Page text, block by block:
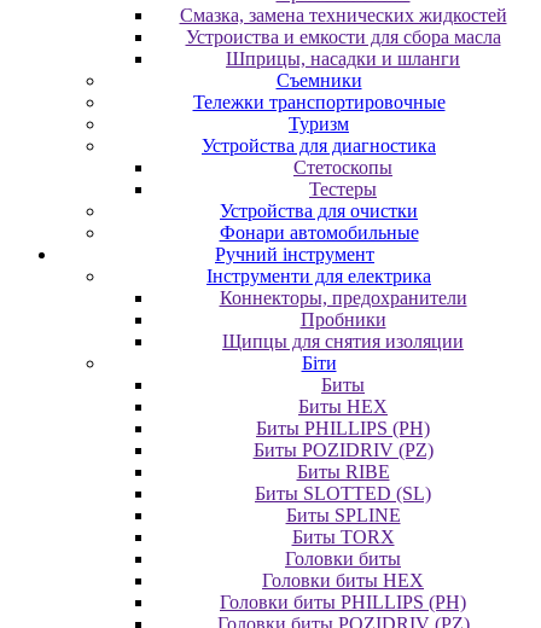
Смазка, замена технических жидкостей
Устроиства и емкости для сбора масла
Шприцы, насадки и шланги
Съемники
Тележки транспортировочные
Туризм
Устройства для диагностика
Стетоскопы
Тестеры
Устройства для очистки
Фонари автомобильные
Ручний інструмент
Інструменти для електрика
Коннекторы, предохранители
Пробники
Щипцы для снятия изоляции
Біти
Биты
Биты HEX
Биты PHILLIPS (PH)
Биты POZIDRIV (PZ)
Биты RIBE
Биты SLOTTED (SL)
Биты SPLINE
Биты TORX
Головки биты
Головки биты HEX
Головки биты PHILLIPS (PH)
Головки биты POZIDRIV (PZ)